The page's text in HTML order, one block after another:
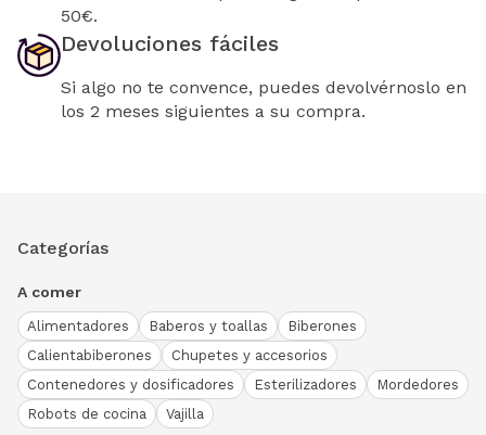
50€.
Devoluciones fáciles
Si algo no te convence, puedes devolvérnoslo en
los 2 meses siguientes a su compra.
Categorías
A comer
Alimentadores Baberos y toallas
Biberones
Calientabiberones
Chupetes y accesorios
Contenedores y dosificadores
Esterilizadores
Mordedores
Robots de cocina
Vajilla